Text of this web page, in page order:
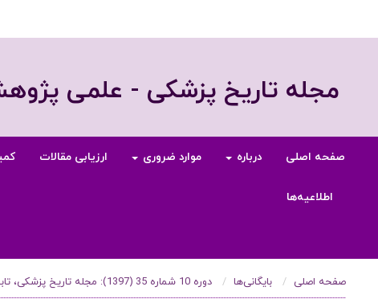
مجله تاریخ پزشکی - علمی
صفحه اصلی درباره موارد ضروری ارزیابی مقالات
اطلاعیه‌ها
صفحه اصلی بایگانی‌ها دوره 10 شماره 35 (1397): مجله تاریخ پزشکی، تابستان 1397